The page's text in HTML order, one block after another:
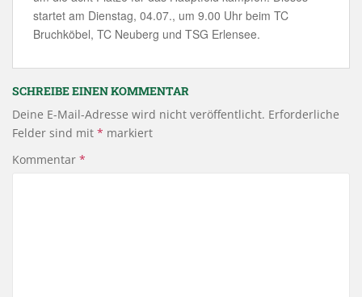
startet am Dienstag, 04.07., um 9.00 Uhr beim TC
Bruchköbel, TC Neuberg und TSG Erlensee.
SCHREIBE EINEN KOMMENTAR
Deine E-Mail-Adresse wird nicht veröffentlicht. Erforderliche
Felder sind mit * markiert
Kommentar *